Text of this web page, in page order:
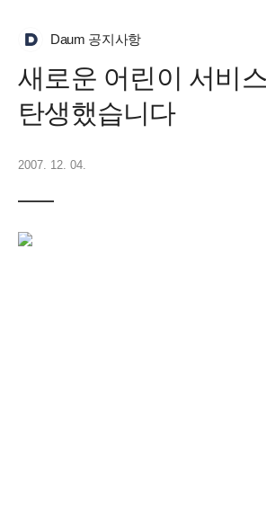
Daum 공지사항
새로운 어린이 서비
탄생했습니다
2007. 12. 04.